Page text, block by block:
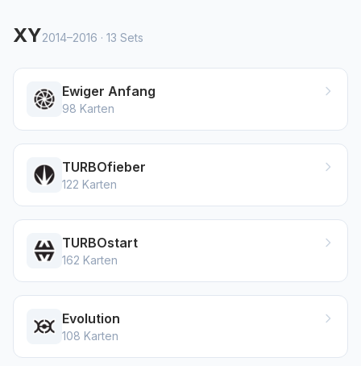
XY2014–2016 · 13 Sets
Ewiger Anfang
98 Karten
TURBOfieber
122 Karten
TURBOstart
162 Karten
Evolution
108 Karten